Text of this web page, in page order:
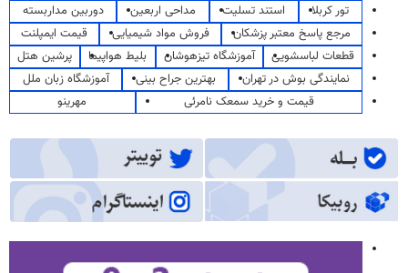
تور کربلا
استند تسلیت مداحی اربعین
دوربین مداربسته
مرجع پاسخ معتبر پزشکان
فروش مواد شیمیایی
قیمت ایمپلنت
قطعات لباسشویی
آموزشگاه تیزهوشان بلیط هواپیما
پرشین هتل
نمایندگی بوش در تهران
بهترین جراح بینی
آموزشگاه زبان ملل
قیمت و خرید سمعک نامرئی
مهرینو